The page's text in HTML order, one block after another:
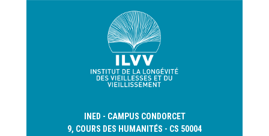
INED - CAMPUS CONDORCET
9, COURS DES HUMANITÉS - CS 50004